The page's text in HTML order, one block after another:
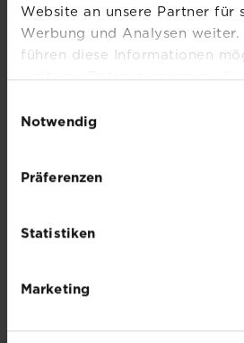
Website an unsere Partner für
Werbung und Analysen weiter.
führen diese Informationen
weiteren Daten zusammen,
Nutzung der Dienste
Notwendig
Präferenzen
Statistiken
Marketing
Jetzt ansehen
VERWANDTE